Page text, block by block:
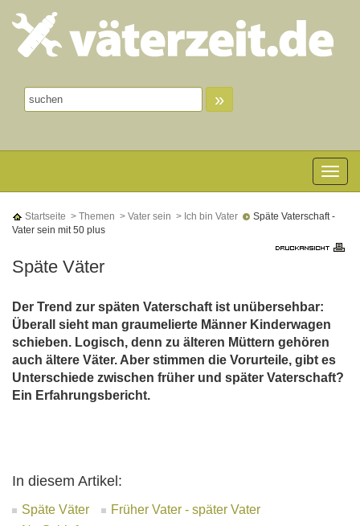
»
Toggle
Startseite > Themen > Vater sein > Ich bin Vater
Späte Vaterschaft -
Vater sein mit 50 plus
Späte Väter
Der Trend zur späten Vaterschaft ist unübersehbar:
Überall sieht man graumelierte Männer Kinderwagen
schieben. Logisch, denn zu älteren Müttern gehören
auch ältere Väter. Aber stimmen die Vorurteile, gibt es
Unterschiede zwischen früher und später Vaterschaft?
Ein Erfahrungsbericht.
In diesem Artikel:
Späte Väter
Früher Vater - später Vater